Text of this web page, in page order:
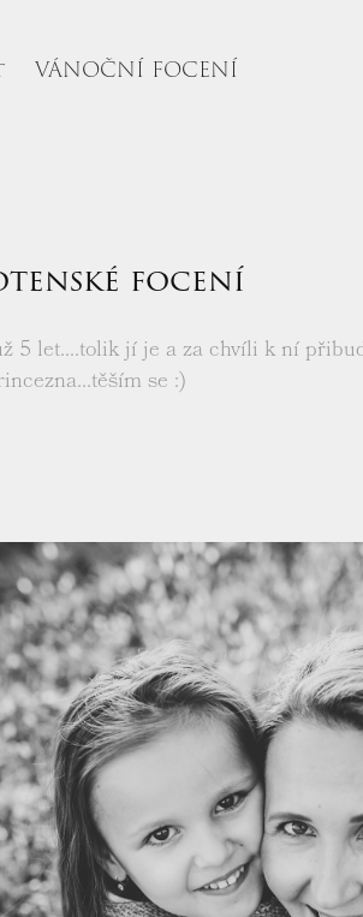
VÁNOČNÍ FOCENÍ
focení
5 let....tolik jí je a za chvíli k ní
se :)